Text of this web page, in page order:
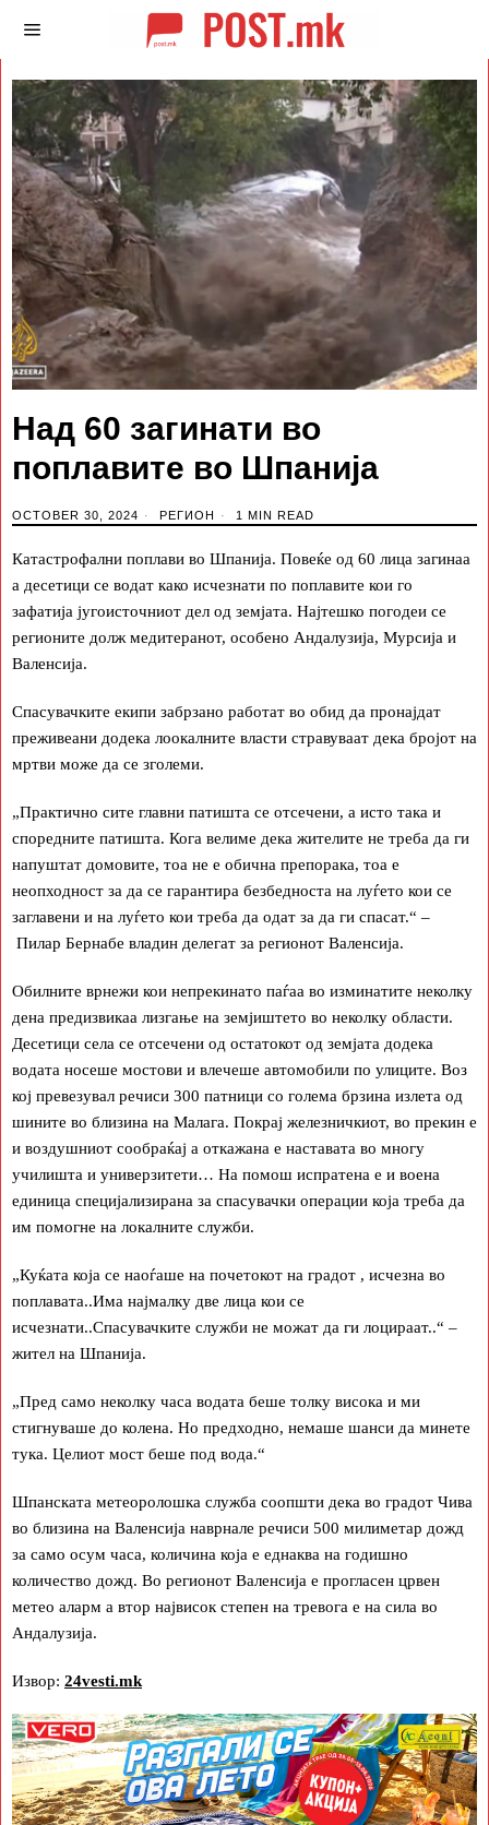
Над 60 загинати во
поплавите во Шпанија
OCTOBER 30, 2024 РЕГИОН 1 MIN READ
Катастрофални поплави во Шпанија. Повеќе од 60 лица загинаа
а десетици се водат како исчезнати по поплавите кои го
зафатија југоисточниот дел од земјата. Најтешко погодеи се
регионите долж медитеранот, особено Андалузија, Мурсија и
Валенсија.
Спасувачките екипи забрзано работат во обид да пронајдат
преживеани додека лоокалните власти стравуваат дека бројот на
мртви може да се зголеми.
„Практично сите главни патишта се отсечени, а исто така и
споредните патишта. Кога велиме дека жителите не треба да ги
напуштат домовите, тоа не е обична препорака, тоа е
неопходност за да се гарантира безбедноста на луѓето кои се
заглавени и на луѓето кои треба да одат за да ги спасат.“ –
Пилар Бернабе владин делегат за регионот Валенсија.
Обилните врнежи кои непрекинато паѓаа во изминатите неколку
дена предизвикаа лизгање на земјиштето во неколку области.
Десетици села се отсечени од остатокот од земјата додека
водата носеше мостови и влечеше автомобили по улиците. Воз
кој превезувал речиси 300 патници со голема брзина излета од
шините во близина на Малага. Покрај железничкиот, во прекин е
и воздушниот сообраќај а откажана е наставата во многу
училишта и универзитети… На помош испратена е и воена
единица специјализирана за спасувачки операции која треба да
им помогне на локалните служби.
„Куќата која се наоѓаше на почетокот на градот , исчезна во
поплавата..Има најмалку две лица кои се
исчезнати..Спасувачките служби не можат да ги лоцираат..“ –
жител на Шпанија.
„Пред само неколку часа водата беше толку висока и ми
стигнуваше до колена. Но предходно, немаше шанси да минете
тука. Целиот мост беше под вода.“
Шпанската метеоролошка служба соопшти дека во градот Чива
во близина на Валенсија наврнале речиси 500 милиметар дожд
за само осум часа, количина која е еднаква на годишно
количество дожд. Во регионот Валенсија е прогласен црвен
метео аларм а втор највисок степен на тревога е на сила во
Андалузија.
Извор: 24vesti.mk